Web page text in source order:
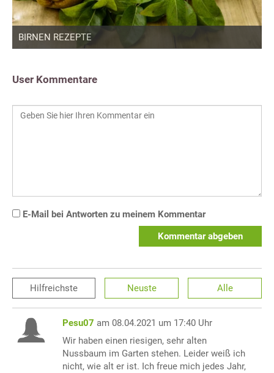
BIRNEN REZEPTE
User Kommentare
E-Mail bei Antworten zu meinem Kommentar
Kommentar abgeben
Hilfreichste Neuste Alle
Pesu07 am 08.04.2021 um 17:40 Uhr
Wir haben einen riesigen, sehr alten
Nussbaum im Garten stehen. Leider weiß ich
nicht, wie alt er ist. Ich freue mich jedes Jahr,